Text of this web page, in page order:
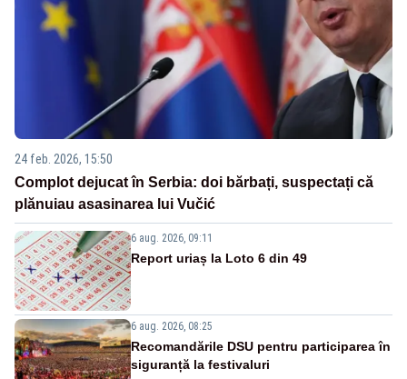
24 feb. 2026, 15:50
Complot dejucat în Serbia: doi bărbați, suspectați că
plănuiau asasinarea lui Vučić
6 aug. 2026, 09:11
Report uriaș la Loto 6 din 49
6 aug. 2026, 08:25
Recomandările DSU pentru participarea în
siguranță la festivaluri